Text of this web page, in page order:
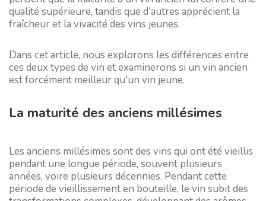
qualité supérieure, tandis que d'autres apprécient la
fraîcheur et la vivacité des vins jeunes.
Dans cet article, nous explorons les différences entre
ces deux types de vin et examinerons si un vin ancien
est forcément meilleur qu'un vin jeune.
La maturité des anciens millésimes
Les anciens millésimes sont des vins qui ont été vieillis
pendant une longue période, souvent plusieurs
années, voire plusieurs décennies. Pendant cette
période de vieillissement en bouteille, le vin subit des